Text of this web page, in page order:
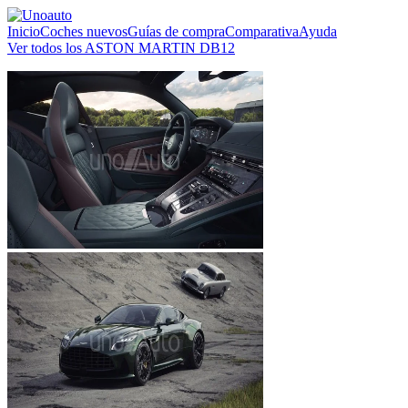
InicioCoches nuevosGuías de compraComparativaAyuda
Ver todos los ASTON MARTIN DB12